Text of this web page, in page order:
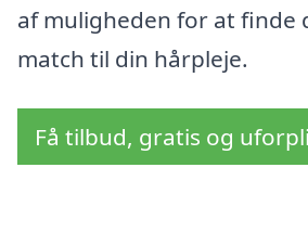
af muligheden for at finde
match til din hårpleje.
Få tilbud, gratis og